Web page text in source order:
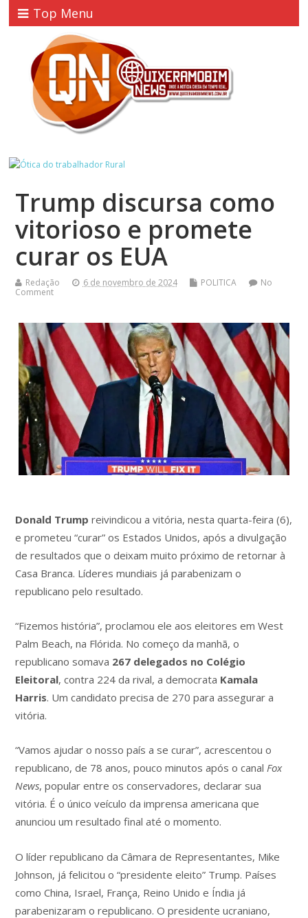
Top Menu
Trump discursa como
vitorioso e promete
curar os EUA
Redação 6 de novembro de 2024 POLITICA
No
Comment
Donald Trump reivindicou a vitória, nesta quarta-feira (6),
e prometeu “curar” os Estados Unidos, após a divulgação
de resultados que o deixam muito próximo de retornar à
Casa Branca. Líderes mundiais já parabenizam o
republicano pelo resultado.
“Fizemos história”, proclamou ele aos eleitores em West
Palm Beach, na Flórida. No começo da manhã, o
republicano somava 267 delegados no Colégio
Eleitoral, contra 224 da rival, a democrata Kamala
Harris. Um candidato precisa de 270 para assegurar a
vitória.
“Vamos ajudar o nosso país a se curar”, acrescentou o
republicano, de 78 anos, pouco minutos após o canal Fox
News, popular entre os conservadores, declarar sua
vitória. É o único veículo da imprensa americana que
anunciou um resultado final até o momento.
O líder republicano da Câmara de Representantes, Mike
Johnson, já felicitou o “presidente eleito” Trump. Países
como China, Israel, França, Reino Unido e Índia já
parabenizaram o republicano. O presidente ucraniano,